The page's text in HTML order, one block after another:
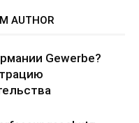
AUTHOR
Gewerbe?